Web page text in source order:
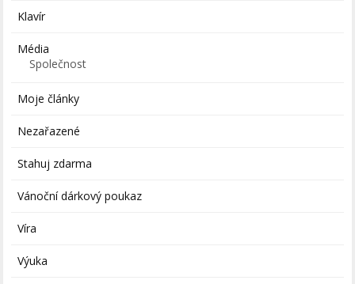
Klavír
Média
Společnost
Moje články
Nezařazené
Stahuj zdarma
Vánoční dárkový poukaz
Víra
Výuka